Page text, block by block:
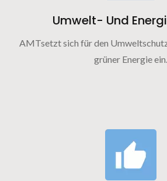
Umwelt- Und
AMTsetzt sich für den
grüner Energie ein.